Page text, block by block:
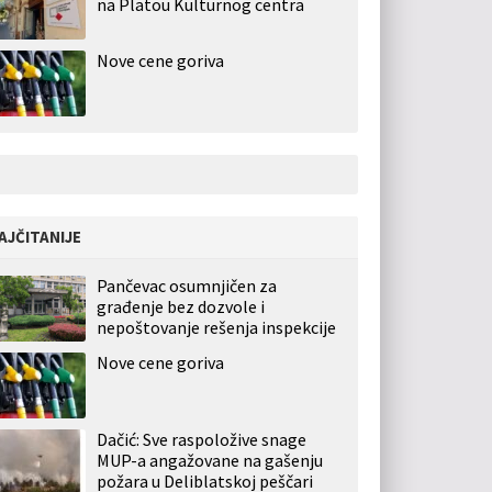
na Platou Kulturnog centra
Nove cene goriva
Pančevac osumnjičen za
građenje bez dozvole i
nepoštovanje rešenja inspekcije
Nove cene goriva
Dačić: Sve raspoložive snage
MUP-a angažovane na gašenju
požara u Deliblatskoj peščari